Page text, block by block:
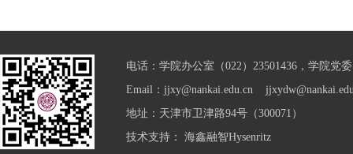
电话：学院办公室（022）23501436，学院党
Email：jjxy@nankai.edu.cn
地址：天津市卫津路94号（300071）
技术支持： 海鑫融智Hysenritz